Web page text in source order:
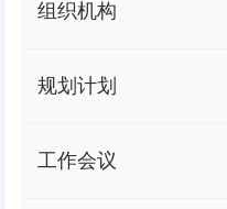
组织机构
规划计划
工作会议